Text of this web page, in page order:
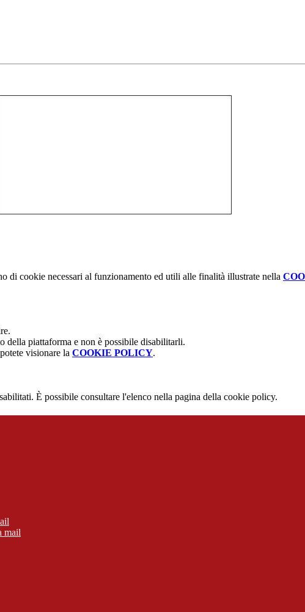
di cookie necessari al funzionamento ed utili alle finalità illustrate nella
della piattaforma e non è possibile disabilitarli.
visionare la COOKIE POLICY.
È possibile consultare l'elenco nella pagina della cookie policy.
mail